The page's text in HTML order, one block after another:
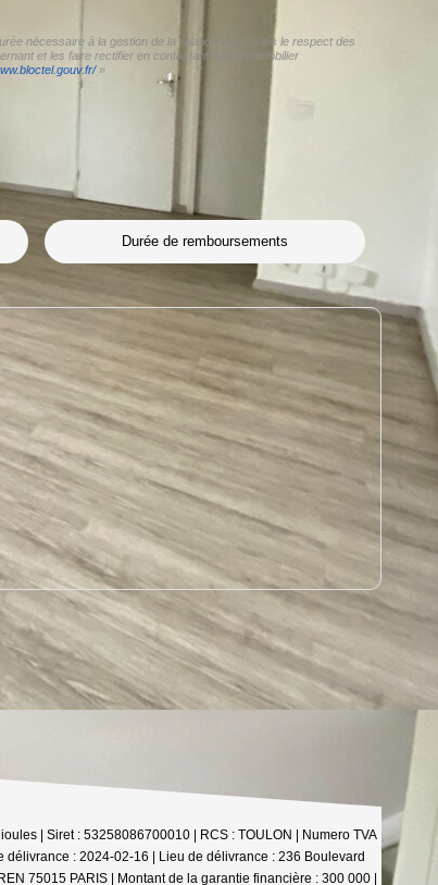
nécessaire à la gestion de la relation client dans le respect des
et les faire rectifier en contactant Albert Immobilier
»
Durée de remboursements
| Siret : 53258086700010 | RCS : TOULON | Numero TVA
: 2024-02-16 | Lieu de délivrance : 236 Boulevard
75015 PARIS | Montant de la garantie financière : 300 000 |